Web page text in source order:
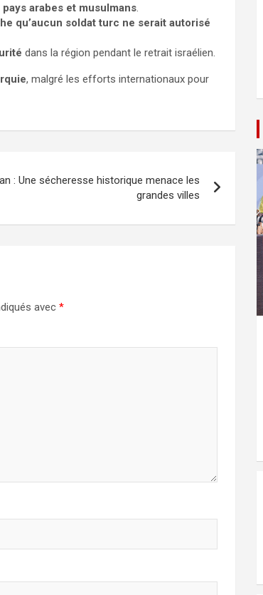
pays arabes et musulmans.
qu’aucun soldat turc ne serait autorisé
dans la région pendant le retrait israélien.
, malgré les efforts internationaux pour
: Une sécheresse historique menace les
grandes villes
avec *